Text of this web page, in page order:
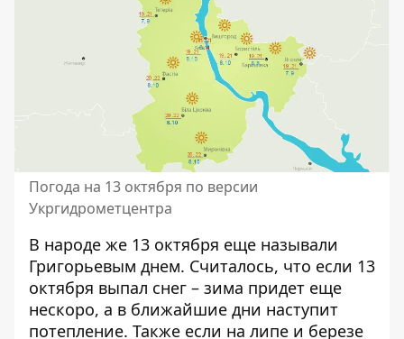
Погода на 13 октября по версии
Укргидрометцентра
В народе же 13 октября еще называли
Григорьевым днем. Считалось, что если 13
октября выпал снег – зима придет еще
нескоро, а в ближайшие дни наступит
потепление. Также если на липе и березе